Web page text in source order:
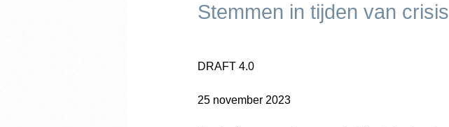
Stemmen in tijden van crisis
DRAFT 4.0
25 november 2023